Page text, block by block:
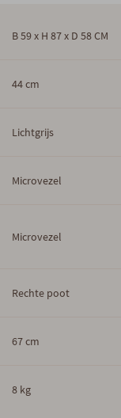
B 59 x H 87 x D 58 CM
44 cm
Lichtgrijs
Microvezel
Microvezel
Rechte poot
67 cm
8 kg